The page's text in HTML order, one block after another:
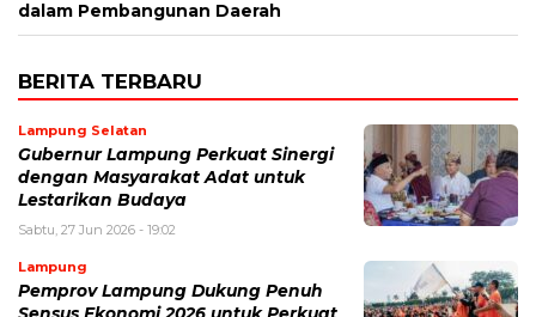
dalam Pembangunan Daerah
BERITA TERBARU
Lampung Selatan
Gubernur Lampung Perkuat Sinergi
dengan Masyarakat Adat untuk
Lestarikan Budaya
Sabtu, 27 Jun 2026 - 19:02
Lampung
Pemprov Lampung Dukung Penuh